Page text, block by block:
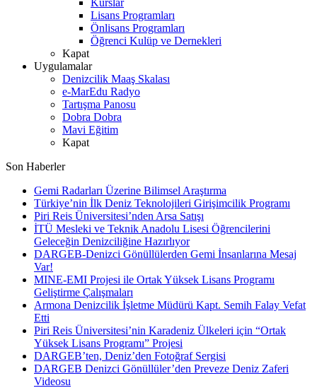
Lisans Programları
Önlisans Programları
Öğrenci Kulüp ve Dernekleri
Kapat
Uygulamalar
Denizcilik Maaş Skalası
e-MarEdu Radyo
Tartışma Panosu
Dobra Dobra
Mavi Eğitim
Kapat
Son Haberler
Gemi Radarları Üzerine Bilimsel Araştırma
Türkiye’nin İlk Deniz Teknolojileri Girişimcilik Programı
Piri Reis Üniversitesi’nden Arsa Satışı
İTÜ Mesleki ve Teknik Anadolu Lisesi Öğrencilerini
Geleceğin Denizciliğine Hazırlıyor
DARGEB-Denizci Gönüllülerden Gemi İnsanlarına Mesaj
Var!
MINE-EMI Projesi ile Ortak Yüksek Lisans Programı
Geliştirme Çalışmaları
Armona Denizcilik İşletme Müdürü Kapt. Semih Falay Vefat
Etti
Piri Reis Üniversitesi’nin Karadeniz Ülkeleri için “Ortak
Yüksek Lisans Programı” Projesi
DARGEB’ten, Deniz’den Fotoğraf Sergisi
DARGEB Denizci Gönüllüler’den Preveze Deniz Zaferi
Videosu